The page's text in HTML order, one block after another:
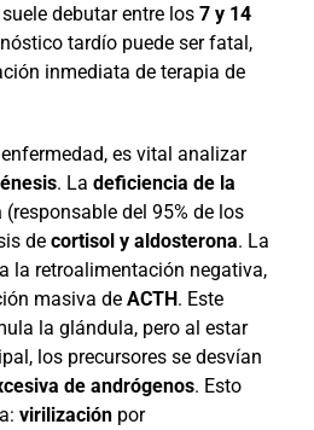
debutar entre los 7 y 14
tardío puede ser fatal,
inmediata de terapia de
es vital analizar
. La deficiencia de la
(responsable del 95% de los
de cortisol y aldosterona. La
la retroalimentación negativa,
masiva de ACTH. Este
la glándula, pero al estar
los precursores se desvían
de andrógenos. Esto
virilizaciónpor